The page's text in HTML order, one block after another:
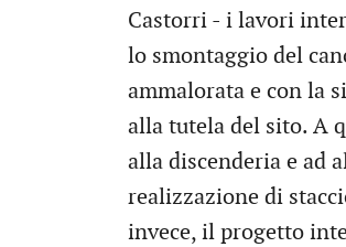
Castorri - i lavori
lo smontaggio del
ammalorata e con la
alla tutela del sito. A
alla discenderia e ad
realizzazione di
invece, il progetto